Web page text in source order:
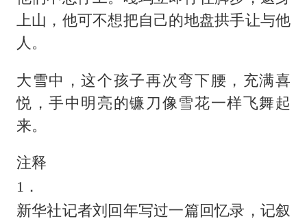
上山，他可不想把自己的地盘拱手让与他
人。
大雪中，这个孩子再次弯下腰，充满喜
悦，手中明亮的镰刀像雪花一样飞舞起
来。
注释
1．
新华社记者刘回年写过一篇回忆录，记叙